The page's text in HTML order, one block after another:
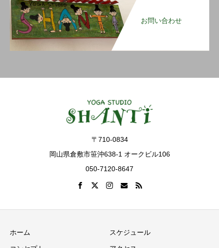
お問い合わせ
〒710-0834
岡山県倉敷市笹沖638-1 オークビル106
050-7120-8647
ホーム スケジュール